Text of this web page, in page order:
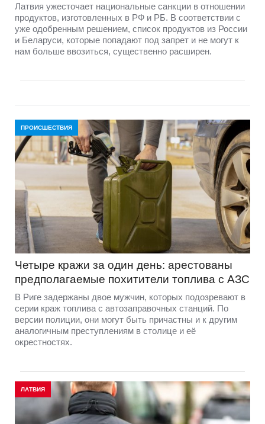
Латвия ужесточает национальные санкции в отношении
продуктов, изготовленных в РФ и РБ. В соответствии с
уже одобренным решением, список продуктов из России
и Беларуси, которые попадают под запрет и не могут к
нам больше ввозиться, существенно расширен.
ПРОИСШЕСТВИЯ
Четыре кражи за один день: арестованы
предполагаемые похитители топлива с АЗС
В Риге задержаны двое мужчин, которых подозревают в
серии краж топлива с автозаправочных станций. По
версии полиции, они могут быть причастны и к другим
аналогичным преступлениям в столице и её
окрестностях.
ЛАТВИЯ